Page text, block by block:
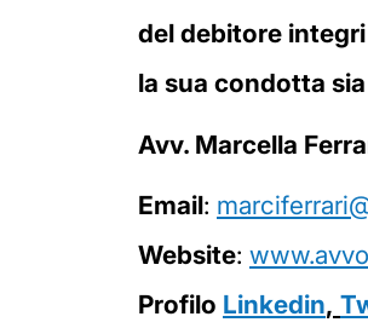
del debitore
la sua condotta
Avv. Marcella
Email:
Website:
Profilo Linkedin,